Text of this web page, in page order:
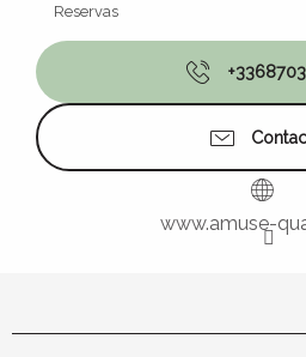
Reservas
www.amuse-